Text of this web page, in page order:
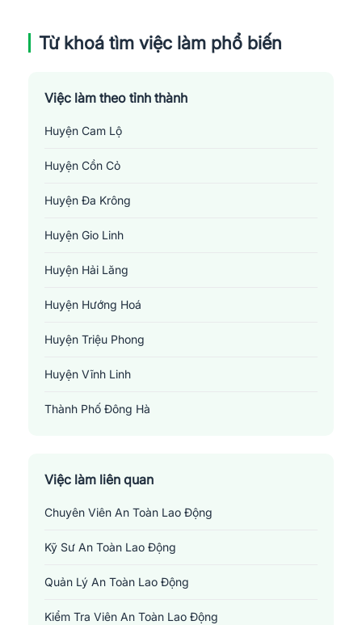
chú trọng đến việc tuân thủ các quy định về an toàn lao động. Do
lượng lao động, giảm thiểu tai nạn và bệnh nghề nghiệp.
Những vị trí việc làm liên quan đến ngành an
toàn lao động tại Quảng Trị
cho tất cả nhân viên. Họ chịu trách nhiệm thiết lập và duy trì các
nhân viên, nghiên cứu và phân tích dữ liệu liên quan đến tai nạn
Từ khoá tìm việc làm phổ biến
Việc làm theo tỉnh thành
Huyện Cam Lộ
Huyện Cồn Cỏ
Huyện Đa Krông
Huyện Gio Linh
Huyện Hải Lăng
Huyện Hướng Hoá
Huyện Triệu Phong
Huyện Vĩnh Linh
Thành Phố Đông Hà
Việc làm liên quan
Chuyên Viên An Toàn Lao Động
Kỹ Sư An Toàn Lao Động
Quản Lý An Toàn Lao Động
Kiểm Tra Viên An Toàn Lao Động